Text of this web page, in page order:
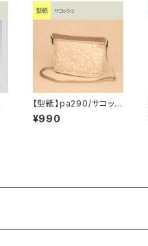
【型紙】pa290/サコッシ
ュ
¥990